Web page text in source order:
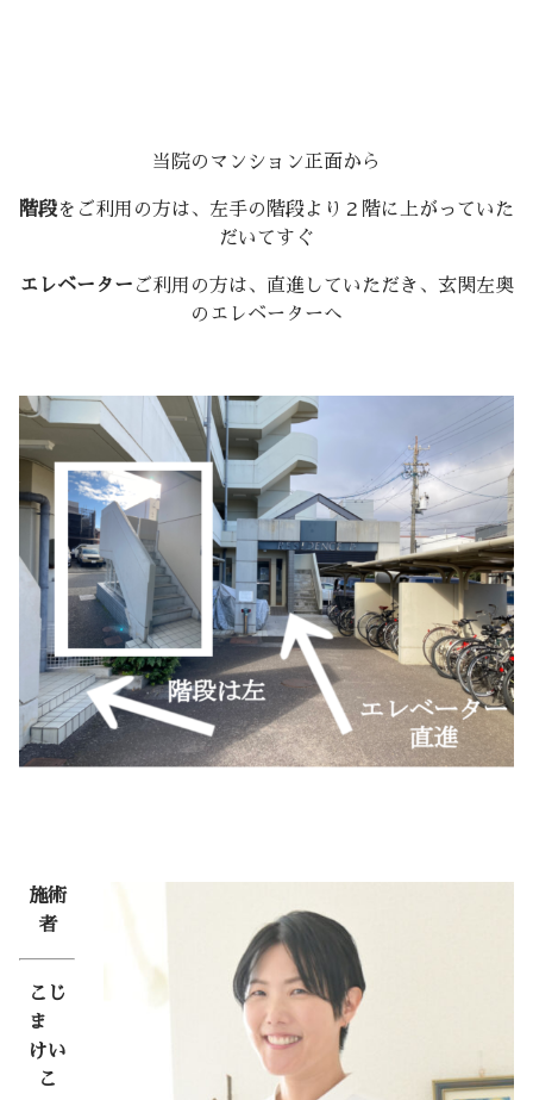
当院のマンション正面から
階段をご利用の方は、左手の階段より２階に上がっていた
だいてすぐ
エレベーター ご利用の方は、直進していただき、玄関左奥
のエレベーターへ
施術
者
こじ
ま
けい
こ